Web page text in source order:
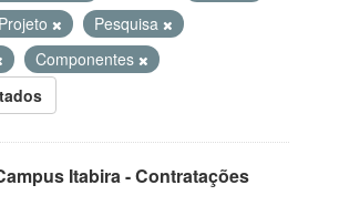
Projeto
Pesquisa
Componentes
Itabira - Contratações